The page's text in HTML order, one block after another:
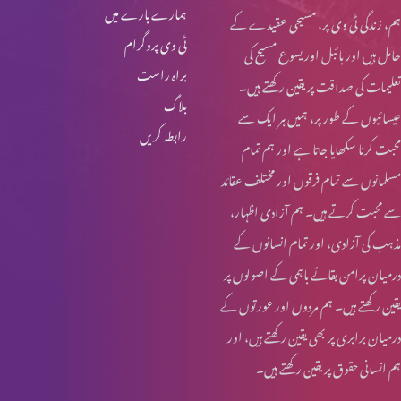
خواجہ سرا کا مقام کلام مقدس میں (حصہ 1)
قربانی کا گوشت اور خواتین کی زمداری
کرسمس اسپیشل: یسوع مسیح کا نسب نامہ اور خواتین
روزہ اور عورت کے شرعی مسایل (حصہ 4)
روزہ اور عورت کے شرعی مسایل (حصہ 3)
ہمارے بارے میں
ٹی وی پروگرام
براہ راست
بلاگ
رابطہ کریں
ہم، زندگی ٹی وی پر، مسیحی عقیدے کے
حامل ہیں اور بائبل اور یسوع مسیح کی
تعلیمات کی صداقت پر یقین رکھتے ہیں۔
عیسائیوں کے طور پر، ہمیں ہر ایک سے
محبت کرنا سکھایا جاتا ہے اور ہم تمام
مسلمانوں سے تمام فرقوں اور مختلف عقائد
سے محبت کرتے ہیں۔ ہم آزادی اظہار،
مذہب کی آزادی، اور تمام انسانوں کے
درمیان پرامن بقائے باہمی کے اصولوں پر
یقین رکھتے ہیں۔ ہم مردوں اور عورتوں کے
درمیان برابری پر بھی یقین رکھتے ہیں، اور
ہم انسانی حقوق پر یقین رکھتے ہیں۔